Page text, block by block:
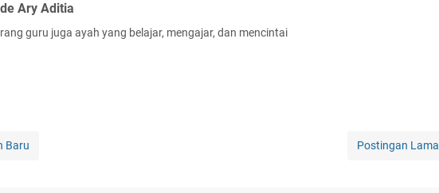
Ary Aditia
guru juga ayah yang belajar, mengajar, dan mencintai
Baru Postingan Lama